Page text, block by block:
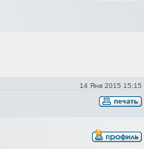
14 Янв 2015 15:15